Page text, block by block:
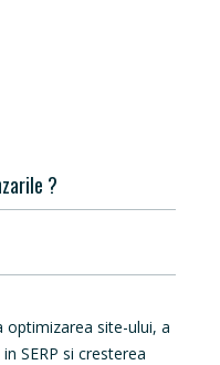
?
optimizarea site-ului, a
SERP si cresterea